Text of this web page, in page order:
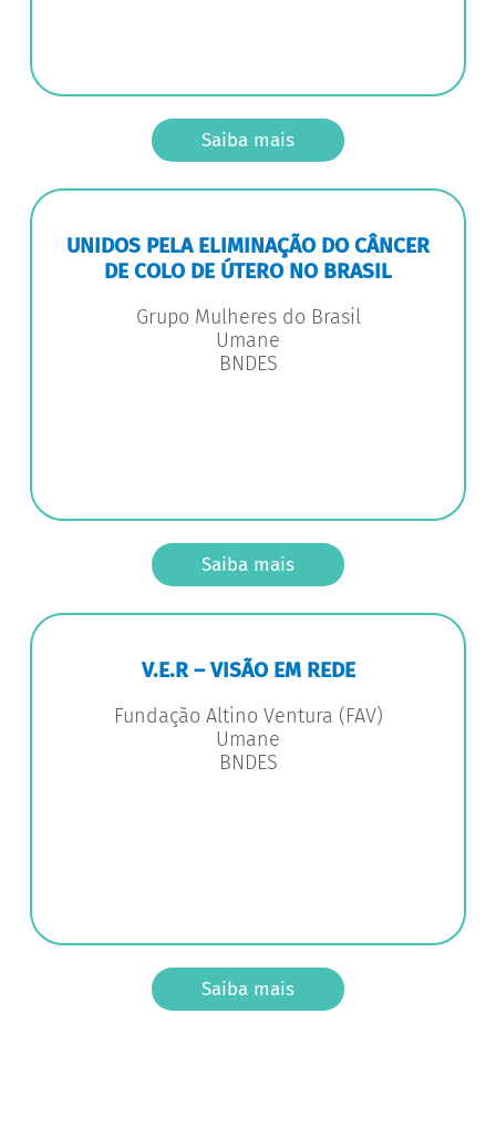
Saiba mais
UNIDOS PELA ELIMINAÇÃO DO CÂNCER
DE COLO DE ÚTERO NO BRASIL
Grupo Mulheres do Brasil
Umane
BNDES
Saiba mais
V.E.R – VISÃO EM REDE
Fundação Altino Ventura (FAV)
Umane
BNDES
Saiba mais